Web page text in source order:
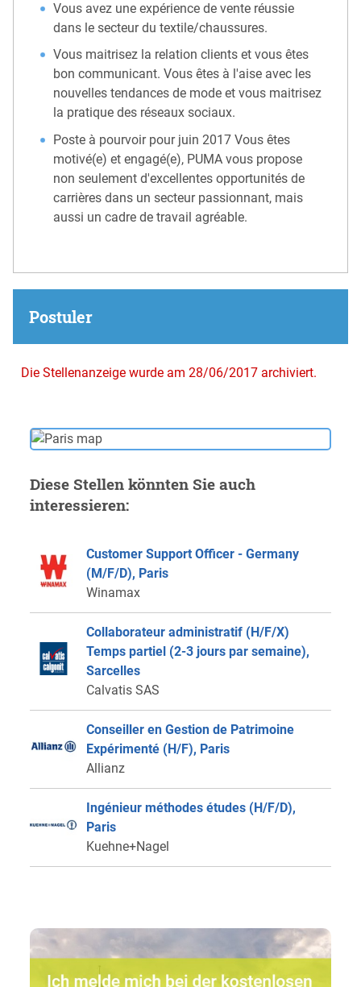
Vous avez une expérience de vente réussie
dans le secteur du textile/chaussures.
Vous maitrisez la relation clients et vous êtes
bon communicant. Vous êtes à l'aise avec les
nouvelles tendances de mode et vous maitrisez
la pratique des réseaux sociaux.
Poste à pourvoir pour juin 2017 Vous êtes
motivé(e) et engagé(e), PUMA vous propose
non seulement d'excellentes opportunités de
carrières dans un secteur passionnant, mais
aussi un cadre de travail agréable.
Postuler
Die Stellenanzeige wurde am 28/06/2017 archiviert.
Diese Stellen könnten Sie auch
interessieren:
Customer Support Officer - Germany
(M/F/D), Paris
Winamax
Collaborateur administratif (H/F/X)
Temps partiel (2-3 jours par semaine),
Sarcelles
Calvatis SAS
Conseiller en Gestion de Patrimoine
Expérimenté (H/F), Paris
Allianz
Ingénieur méthodes études (H/F/D),
Paris
Kuehne+Nagel